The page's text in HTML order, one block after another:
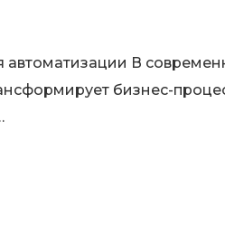
автоматизации В
бизнес-